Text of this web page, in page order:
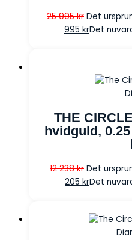
25 995kr Det
995 krDet
THE
hvidguld,
12 238kr Det
205 krDet